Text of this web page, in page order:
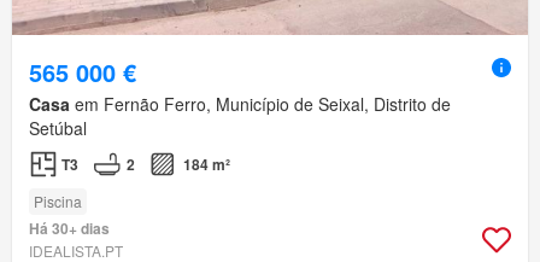
565 000 €
Casa em Fernão Ferro, Município de Seixal, Distrito de
Setúbal
T3 2 184 m²
Piscina
Há 30+ dias
IDEALISTA.PT